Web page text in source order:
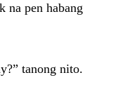
na pen habang
tanong nito.